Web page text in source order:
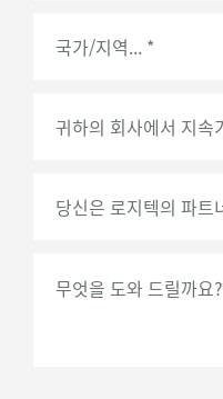
국가/지역 *
무엇을 도와 드릴까요?